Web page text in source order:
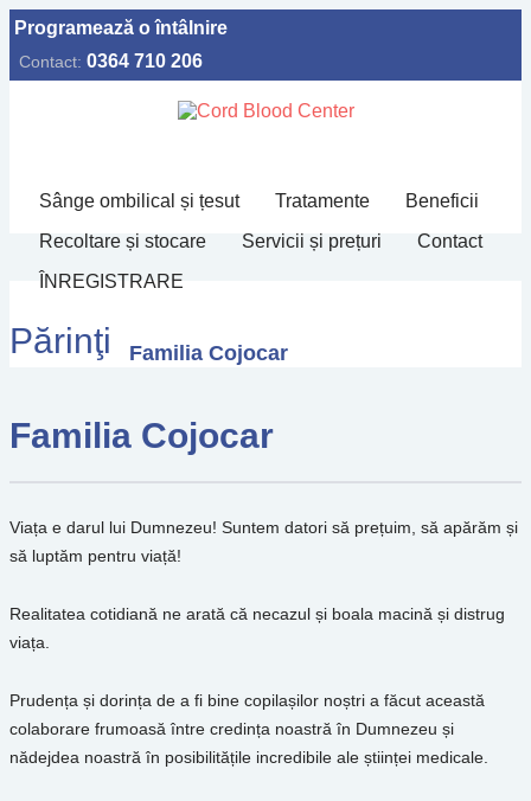
Programează o întâlnire
Contact: 0364 710 206
Sânge ombilical și țesut Tratamente
Beneficii
Recoltare și stocare
Servicii și prețuri
Contact
ÎNREGISTRARE
Părinţi Familia Cojocar
Familia Cojocar
Viața e darul lui Dumnezeu! Suntem datori să prețuim, să apărăm și
să luptăm pentru viață!
Realitatea cotidiană ne arată că necazul și boala macină și distrug
viața.
Prudența și dorința de a fi bine copilașilor noștri a făcut această
colaborare frumoasă între credința noastră în Dumnezeu și
nădejdea noastră în posibilitățile incredibile ale științei medicale.